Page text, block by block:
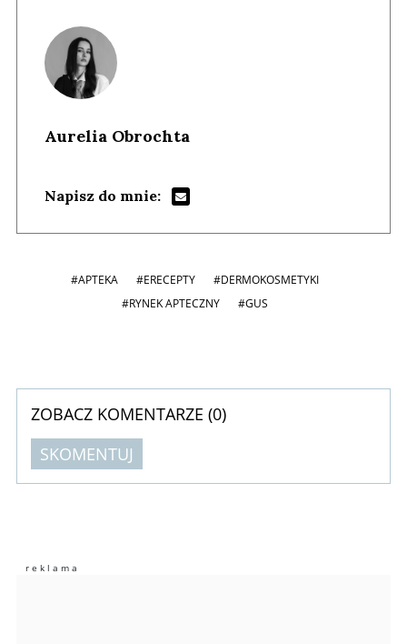
Aurelia Obrochta
Napisz do mnie:
#APTEKA #ERECEPTY
#DERMOKOSMETYKI
#RYNEK APTECZNY
#GUS
ZOBACZ KOMENTARZE (0)
SKOMENTUJ
Imię (Wymagane)